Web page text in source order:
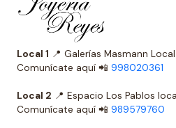
Local 1 📍 Galerías Masmann
Comunícate aquí 📲 998020361
Local 2 📍 Espacio Los
Comunícate aquí 📲 989579760